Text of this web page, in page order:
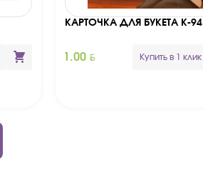
КАРТОЧКА ДЛЯ БУКЕТА К-94
1.00 BYN Купить в 1 клик